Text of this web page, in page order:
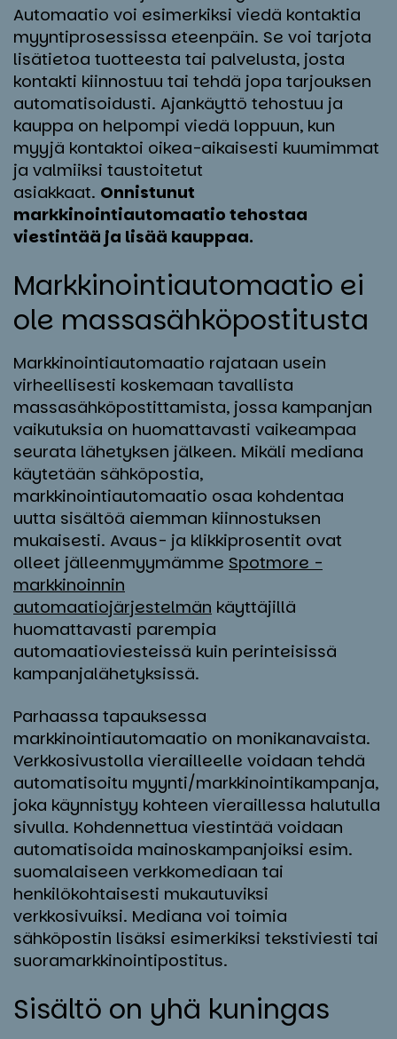
Automaatio voi esimerkiksi viedä kontaktia
myyntiprosessissa eteenpäin. Se voi tarjota
lisätietoa tuotteesta tai palvelusta, josta
kontakti kiinnostuu tai tehdä jopa tarjouksen
automatisoidusti. Ajankäyttö tehostuu ja
kauppa on helpompi viedä loppuun, kun
myyjä kontaktoi oikea-aikaisesti kuumimmat
ja valmiiksi taustoitetut
asiakkaat. Onnistunut
markkinointiautomaatio tehostaa
viestintää ja lisää kauppaa.
Mark­ki­noin­tiau­to­maa­tio ei
ole mas­sa­säh­kö­pos­ti­tus­ta
Markkinointiautomaatio rajataan usein
virheellisesti koskemaan tavallista
massasähköpostittamista, jossa kampanjan
vaikutuksia on huomattavasti vaikeampaa
seurata lähetyksen jälkeen. Mikäli mediana
käytetään sähköpostia,
markkinointiautomaatio osaa kohdentaa
uutta sisältöä aiemman kiinnostuksen
mukaisesti. Avaus- ja klikkiprosentit ovat
olleet jälleenmyymämme Spotmore -
markkinoinnin
automaatiojärjestelmän käyttäjillä
huomattavasti parempia
automaatioviesteissä kuin perinteisissä
kampanjalähetyksissä.
Parhaassa tapauksessa
markkinointiautomaatio on monikanavaista.
Verkkosivustolla vierailleelle voidaan tehdä
automatisoitu myynti/markkinointikampanja,
joka käynnistyy kohteen vieraillessa halutulla
sivulla. Kohdennettua viestintää voidaan
automatisoida mainoskampanjoiksi esim.
suomalaiseen verkkomediaan tai
henkilökohtaisesti mukautuviksi
verkkosivuiksi. Mediana voi toimia
sähköpostin lisäksi esimerkiksi tekstiviesti tai
suoramarkkinointipostitus.
Si­säl­tö on yhä ku­nin­gas